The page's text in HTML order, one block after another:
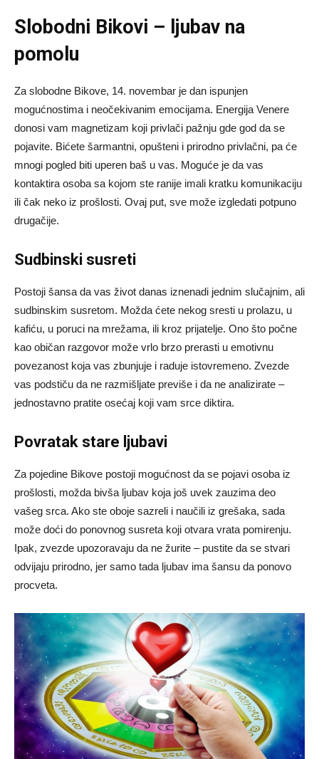
Slobodni Bikovi – ljubav na
pomolu
Za slobodne Bikove, 14. novembar je dan ispunjen
mogućnostima i neočekivanim emocijama. Energija Venere
donosi vam magnetizam koji privlači pažnju gde god da se
pojavite. Bićete šarmantni, opušteni i prirodno privlačni, pa će
mnogi pogled biti uperen baš u vas. Moguće je da vas
kontaktira osoba sa kojom ste ranije imali kratku komunikaciju
ili čak neko iz prošlosti. Ovaj put, sve može izgledati potpuno
drugačije.
Sudbinski susreti
Postoji šansa da vas život danas iznenadi jednim slučajnim, ali
sudbinskim susretom. Možda ćete nekog sresti u prolazu, u
kafiću, u poruci na mrežama, ili kroz prijatelje. Ono što počne
kao običan razgovor može vrlo brzo prerasti u emotivnu
povezanost koja vas zbunjuje i raduje istovremeno. Zvezde
vas podstiču da ne razmišljate previše i da ne analizirate –
jednostavno pratite osećaj koji vam srce diktira.
Povratak stare ljubavi
Za pojedine Bikove postoji mogućnost da se pojavi osoba iz
prošlosti, možda bivša ljubav koja još uvek zauzima deo
vašeg srca. Ako ste oboje sazreli i naučili iz grešaka, sada
može doći do ponovnog susreta koji otvara vrata pomirenju.
Ipak, zvezde upozoravaju da ne žurite – pustite da se stvari
odvijaju prirodno, jer samo tada ljubav ima šansu da ponovo
procveta.